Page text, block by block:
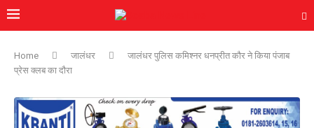
Home जालंधर
जालंधर पुलिस कमिश्नर धनप्रीत कौर ने किया पंजाब
प्रेस क्लब का दौरा